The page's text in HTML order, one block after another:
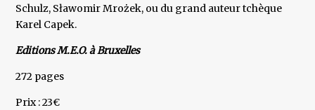
Schulz, Sławomir Mrożek, ou du grand auteur tchèque
Karel Capek.
Editions M.E.O. à Bruxelles
272 pages
Prix : 23€